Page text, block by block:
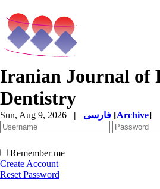
Iranian Journal of
Dentistry
Sun, Aug 9, 2026 | [Archive]
Remember me
Create Account
Reset Password